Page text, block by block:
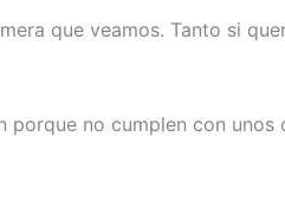
que veamos. Tanto si
no cumplen con